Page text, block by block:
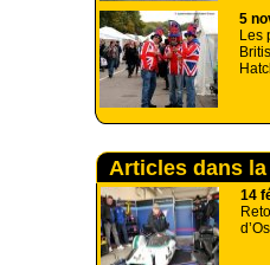
5
Les
Articles dans
14